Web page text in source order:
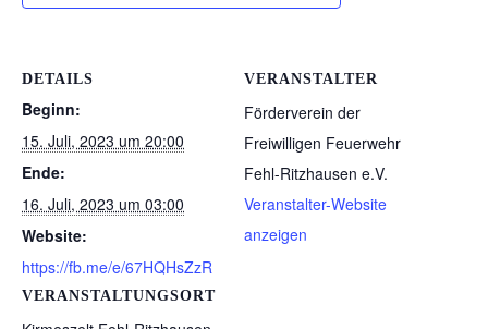
DETAILS
Beginn:
15. Juli, 2023 um 20:00
Ende:
16. Juli, 2023 um 03:00
Website:
https://fb.me/e/67HQHsZzR
VERANSTALTUNGSORT
VERANSTALTER
Förderverein der
Freiwilligen Feuerwehr
Fehl-Ritzhausen e.V.
Veranstalter-Website
anzeigen